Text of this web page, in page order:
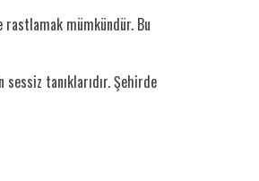
rastlamak mümkündür. Bu
tanıklarıdır. Şehirde